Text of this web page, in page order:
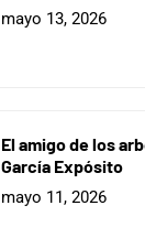
mayo 13, 2026
El amigo de los
García Expósito
mayo 11, 2026